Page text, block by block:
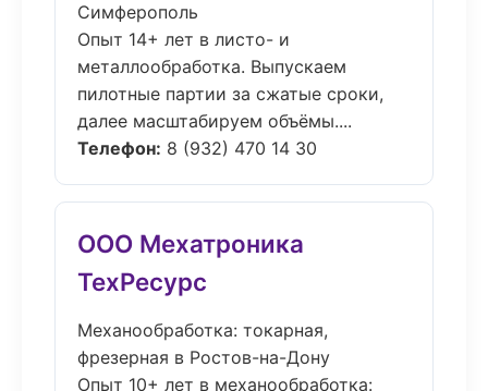
Симферополь
Опыт 14+ лет в листо- и
металлообработка. Выпускаем
пилотные партии за сжатые сроки,
далее масштабируем объёмы....
Телефон: 8 (932) 470 14 30
ООО Мехатроника
ТехРесурс
Механообработка: токарная,
фрезерная в Ростов-на-Дону
Опыт 10+ лет в механообработка: